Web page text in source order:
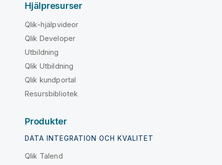
Hjälpresurser
Qlik-hjälpvideor
Qlik Developer
Utbildning
Qlik Utbildning
Qlik kundportal
Resursbibliotek
Produkter
DATA INTEGRATION OCH KVALITET
Qlik Talend